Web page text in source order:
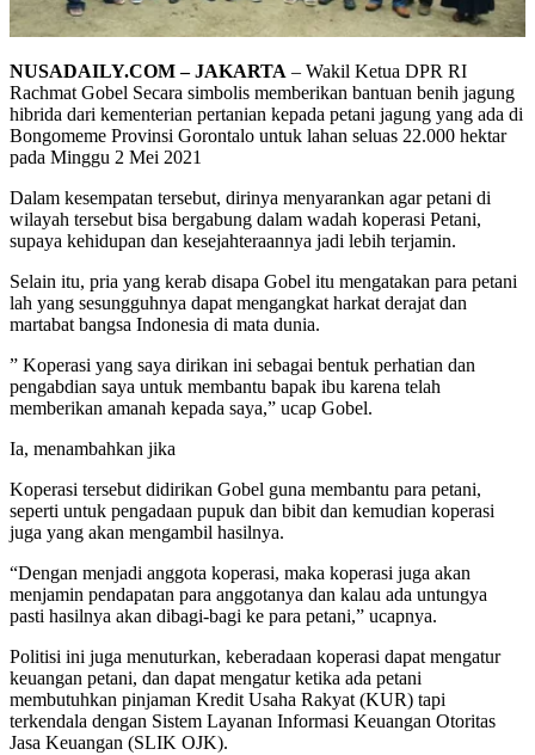
NUSADAILY.COM – JAKARTA – Wakil Ketua DPR RI
Rachmat Gobel Secara simbolis memberikan bantuan benih jagung
hibrida dari kementerian pertanian kepada petani jagung yang ada di
Bongomeme Provinsi Gorontalo untuk lahan seluas 22.000 hektar
pada Minggu 2 Mei 2021
Dalam kesempatan tersebut, dirinya menyarankan agar petani di
wilayah tersebut bisa bergabung dalam wadah koperasi Petani,
supaya kehidupan dan kesejahteraannya jadi lebih terjamin.
Selain itu, pria yang kerab disapa Gobel itu mengatakan para petani
lah yang sesungguhnya dapat mengangkat harkat derajat dan
martabat bangsa Indonesia di mata dunia.
” Koperasi yang saya dirikan ini sebagai bentuk perhatian dan
pengabdian saya untuk membantu bapak ibu karena telah
memberikan amanah kepada saya,” ucap Gobel.
Ia, menambahkan jika
Koperasi tersebut didirikan Gobel guna membantu para petani,
seperti untuk pengadaan pupuk dan bibit dan kemudian koperasi
juga yang akan mengambil hasilnya.
“Dengan menjadi anggota koperasi, maka koperasi juga akan
menjamin pendapatan para anggotanya dan kalau ada untungya
pasti hasilnya akan dibagi-bagi ke para petani,” ucapnya.
Politisi ini juga menuturkan, keberadaan koperasi dapat mengatur
keuangan petani, dan dapat mengatur ketika ada petani
membutuhkan pinjaman Kredit Usaha Rakyat (KUR) tapi
terkendala dengan Sistem Layanan Informasi Keuangan Otoritas
Jasa Keuangan (SLIK OJK).